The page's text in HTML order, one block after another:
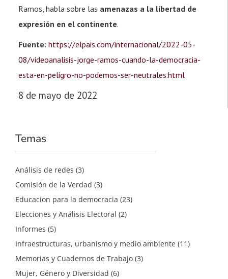
Ramos, habla sobre las amenazas a la libertad de
expresión en el continente.
Fuente: https://elpais.com/internacional/2022-05-
08/videoanalisis-jorge-ramos-cuando-la-democracia-
esta-en-peligro-no-podemos-ser-neutrales.html
8 de mayo de 2022
Temas
Análisis de redes (3)
Comisión de la Verdad (3)
Educacion para la democracia (23)
Elecciones y Análisis Electoral (2)
Informes (5)
Infraestructuras, urbanismo y medio ambiente (11)
Memorias y Cuadernos de Trabajo (3)
Mujer, Género y Diversidad (6)